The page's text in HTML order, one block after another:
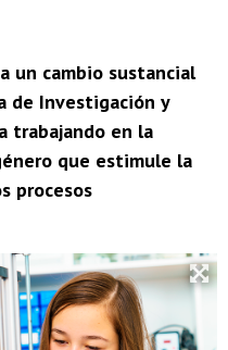
un cambio sustancial
de Investigación y
trabajando en la
que estimule la
procesos